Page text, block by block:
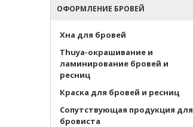
ОФОРМЛЕНИЕ БРОВЕЙ
Хна для бровей
Thuya-окрашивание и
ламинирование бровей и
ресниц
Краска для бровей и ресниц
Сопутствующая продукция для
бровиста